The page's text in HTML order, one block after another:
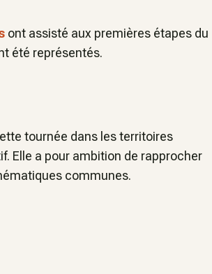
ont assisté aux premières étapes du
été représentés.
tournée dans les territoires
Elle a pour ambition de rapprocher
communes.